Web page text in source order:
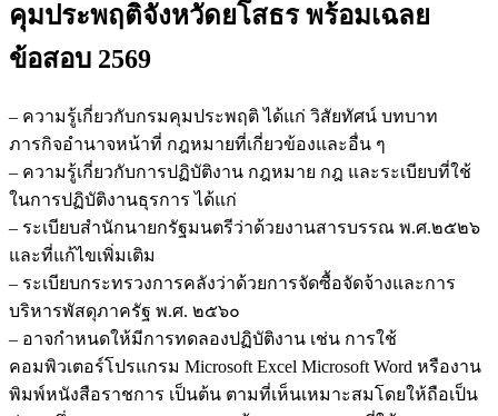
คุมประพฤติจังหวัดยโสธรพร้อมเฉลย
ข้อสอบ 2569
– ความรู้เกี่ยวกับกรมคุมประพฤติ ได้แก่ วิสัยทัศน์ บทบาท
ภารกิจอำนาจหน้าที่ กฎหมายที่เกี่ยวข้องและอื่น ๆ
– ความรู้เกี่ยวกับการปฏิบัติงาน กฎหมาย กฎ และระเบียบที่ใช้
ในการปฏิบัติงานธุรการ ได้แก่
– ระเบียบสำนักนายกรัฐมนตรีว่าด้วยงานสารบรรณ พ.ศ.๒๕๒๖
และที่แก้ไขเพิ่มเติม
– ระเบียบกระทรวงการคลังว่าด้วยการจัดซื้อจัดจ้างและการ
บริหารพัสดุภาครัฐ พ.ศ. ๒๕๖๐
– อาจกำหนดให้มีการทดลองปฏิบัติงาน เช่น การใช้
คอมพิวเตอร์โปรแกรม Microsoft Excel Microsoft Word หรืองาน
พิมพ์หนังสือราชการ เป็นต้น ตามที่เห็นเหมาะสมโดยให้ถือเป็น